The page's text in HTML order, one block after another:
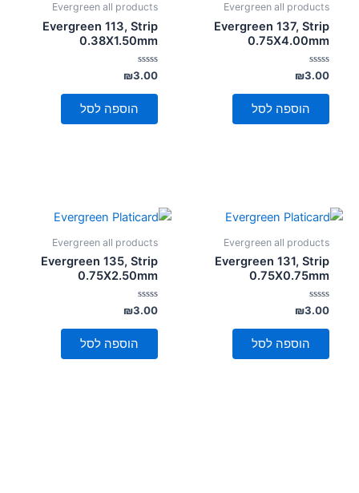
Evergreen all products
Evergreen 137, Strip
0.75X4.00mm
דורג
0
מתוך
₪3.00
הוספה לסל
Evergreen all products
Evergreen 113, Strip
0.38X1.50mm
דורג
0
מתוך
₪3.00
הוספה לסל
Evergreen all products
Evergreen 131, Strip
0.75X0.75mm
דורג
0
מתוך
₪3.00
הוספה לסל
Evergreen all products
Evergreen 135, Strip
0.75X2.50mm
דורג
0
מתוך
₪3.00
הוספה לסל